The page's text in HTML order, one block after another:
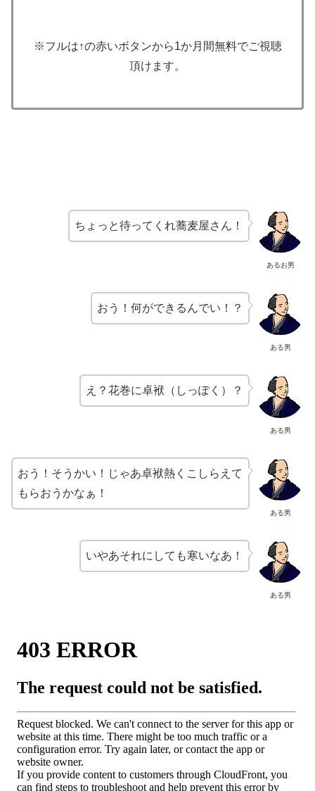
※フルは↑の赤いボタンから1か月間無料でご視聴
頂けます。
あるお男
ちょっと待ってくれ蕎麦屋さん！
ある男
おう！何ができるんでい！？
ある男
え？花巻に卓袱（しっぽく）？
ある男
おう！そうかい！じゃあ卓袱熱くこしらえて
もらおうかなぁ！
ある男
いやあそれにしても寒いなあ！